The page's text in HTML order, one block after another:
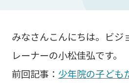
みなさんこんにちは。ビジ
レーナーの小松佳弘です。
前回記事： 少年院の子ども